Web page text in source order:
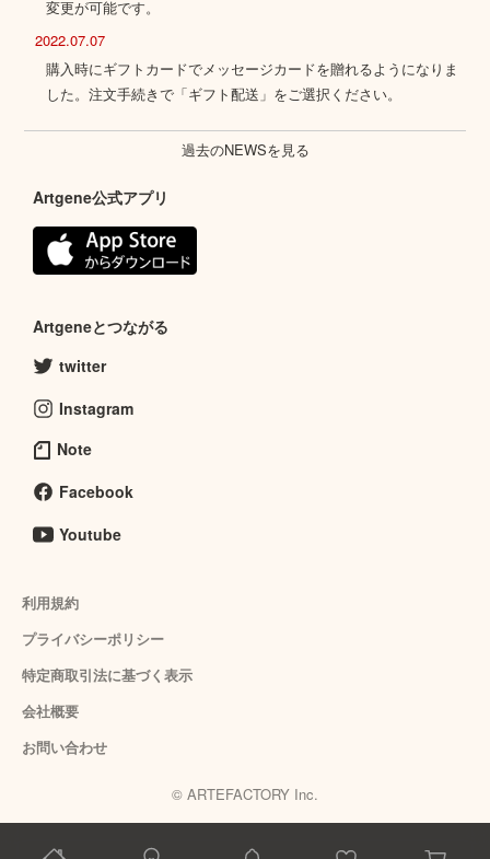
変更が可能です。
2022.07.07
購入時にギフトカードでメッセージカードを贈れるようになりま
した。注文手続きで「ギフト配送」をご選択ください。
過去のNEWSを見る
Artgene公式アプリ
Artgeneとつながる
twitter
Instagram
Note
Facebook
Youtube
利用規約
プライバシーポリシー
特定商取引法に基づく表示
会社概要
お問い合わせ
© ARTEFACTORY Inc.